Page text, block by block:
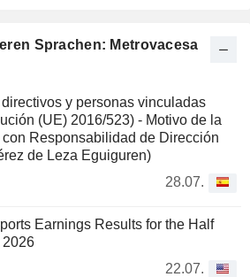
Sprachen: Metrovacesa
y personas vinculadas
(UE) 2016/523) - Motivo de la
Responsabilidad de Dirección
de Leza Eguiguren)
28.07.
Earnings Results for the Half
2026
22.07.